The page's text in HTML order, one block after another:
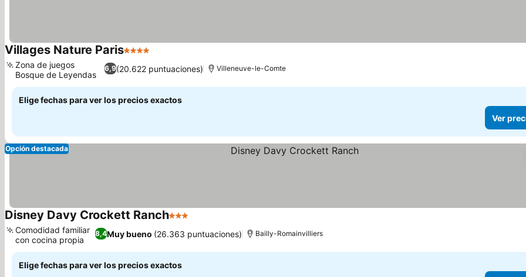
Villages Nature Paris4 Estrellas
6,9(20.622 puntuaciones)
Zona de juegos
Bosque de Leyendas
Villeneuve-le-Comte
Elige fechas para ver los precios exactos
Ver
Opción destacada
Disney Davy Crockett Ranch3 Estrellas
8,4Muy bueno (26.363 puntuaciones)
Comodidad familiar
con cocina propia
Bailly-Romainvilliers
Elige fechas para ver los precios exactos